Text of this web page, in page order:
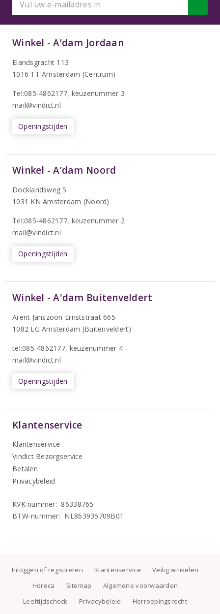
Winkel - A’dam Jordaan
Elandsgracht 113
1016 TT Amsterdam (Centrum)
Tel:085-4862177, keuzenummer 3
mail@vindict.nl
Openingstijden
Winkel - A’dam Noord
Docklandsweg 5
1031 KN Amsterdam (Noord)
Tel:085-4862177, keuzenummer 2
mail@vindict.nl
Openingstijden
Winkel - A'dam Buitenveldert
Arent Janszoon Ernststraat 665
1082 LG Amsterdam (Buitenveldert)
tel:085-4862177, keuzenummer 4
mail@vindict.nl
Openingstijden
Klantenservice
Klantenservice
Vindict Bezorgservice
Betalen
Privacybeleid
KVK nummer: 86338765
BTW-nummer: NL863935709B01
Inloggen of registreren Klantenservice
Veilig winkelen
Horeca
Sitemap
Algemene voorwaarden
Leeftijdscheck
Privacybeleid Herroepingsrecht